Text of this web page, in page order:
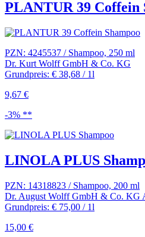
PLANTUR 39 Coffein
PZN: 4245537 / Shampoo, 250 ml
Dr. Kurt Wolff GmbH & Co. KG
Grundpreis: € 38,68 / 1l
9,67 €
-3% **
LINOLA PLUS
PZN: 14318823 / Shampoo, 200 ml
Dr. August Wolff GmbH & Co. KG
Grundpreis: € 75,00 / 1l
15,00 €